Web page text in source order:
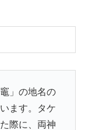
」の地名の
ます。タケ
際に、両神